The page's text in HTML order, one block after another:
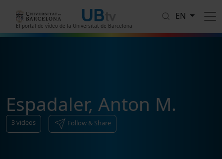
El portal de vídeo de la Universitat de Barcelona
EN
Espadaler, Anton M.
3videos Follow & Share